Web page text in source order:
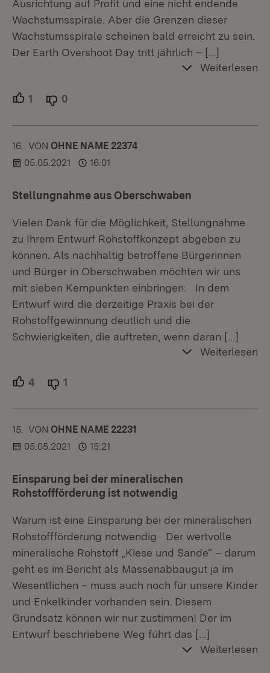
Ausrichtung auf Profit und eine nicht endende
Wachstumsspirale. Aber die Grenzen dieser
Wachstumsspirale scheinen bald erreicht zu sein.
Der Earth Overshoot Day tritt jährlich – […]
Weiterlesen
1 Unterstützer.
0
16. KOMMENTAR
VON :OHNE NAME 22374
05.05.2021
16:01
Stellungnahme aus Oberschwaben
Vielen Dank für die Möglichkeit, Stellungnahme
zu Ihrem Entwurf Rohstoffkonzept abgeben zu
können. Als nachhaltig betroffene Bürgerinnen
und Bürger in Oberschwaben möchten wir uns
mit sieben Kernpunkten einbringen: In dem
Entwurf wird die derzeitige Praxis bei der
Rohstoffgewinnung deutlich und die
Schwierigkeiten, die auftreten, wenn daran […]
Weiterlesen
4 Unterstützer.
1
15. KOMMENTAR
VON :OHNE NAME 22231
05.05.2021
15:21
Einsparung bei der mineralischen
Rohstoffförderung ist notwendig
Warum ist eine Einsparung bei der mineralischen
Rohstoffförderung notwendig Der wertvolle
mineralische Rohstoff „Kiese und Sande“ – darum
geht es im Bericht als Massenabbaugut ja im
Wesentlichen – muss auch noch für unsere Kinder
und Enkelkinder vorhanden sein. Diesem
Grundsatz können wir nur zustimmen! Der im
Entwurf beschriebene Weg führt das […]
Weiterlesen